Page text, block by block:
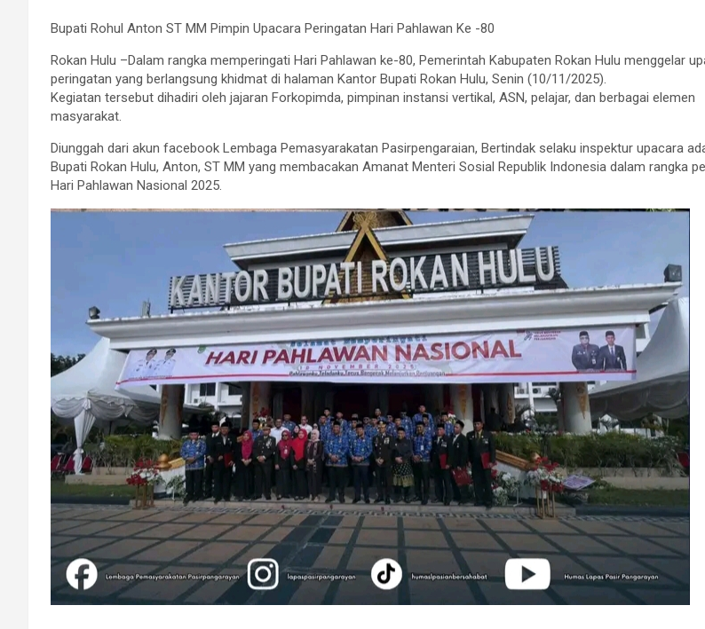
Bupati Rohul Anton ST MM Pimpin Upacara Peringatan Hari Pahlawan Ke -80
Rokan Hulu –Dalam rangka memperingati Hari Pahlawan ke-80, Pemerintah Kabupaten Rokan Hulu menggelar
peringatan yang berlangsung khidmat di halaman Kantor Bupati Rokan Hulu, Senin (10/11/2025).
Kegiatan tersebut dihadiri oleh jajaran Forkopimda, pimpinan instansi vertikal, ASN, pelajar, dan berbagai elemen
masyarakat.
Diunggah dari akun facebook Lembaga Pemasyarakatan Pasirpengaraian, Bertindak selaku inspektur upacara
Bupati Rokan Hulu, Anton, ST MM yang membacakan Amanat Menteri Sosial Republik Indonesia dalam rangka
Hari Pahlawan Nasional 2025.